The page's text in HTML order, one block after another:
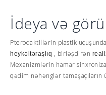
İdeya və
Pterodaktillərin plastik
heykəltəraşlıq , birləşdirən
Mexanizmlərin hamar
qədim nəhənglər